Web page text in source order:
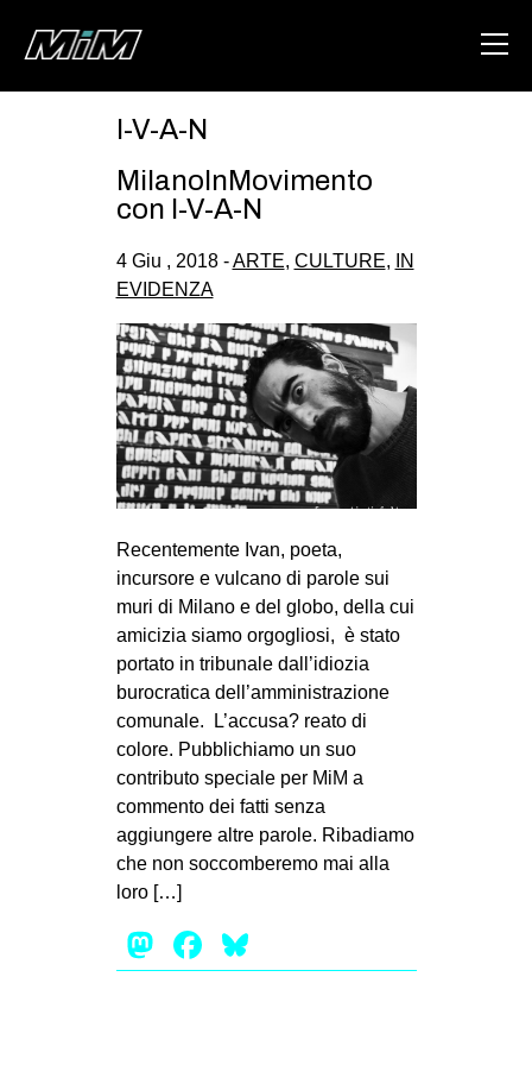
ABOUT
AREA
DEGENERAZIONE
GAZA FREESTYLE
CSOA LAMBRETTA
MSM
STUDENTI TSUNAMI
ZAM
MILANO
MOBILITAZIONI
SPAZI
SPORT POPOLARE
MOVIMENTI
AMBIENTE
ANTIFASCISMO
DIRITTO ALL’ABITARE
PRECARIATO
I-V-A-N
MilanoInMovimento
con I-V-A-N
4 Giu , 2018 -ARTE, CULTURE,
IN
EVIDENZA
Recentemente Ivan, poeta,
incursore e vulcano di parole sui
muri di Milano e del globo, della cui
amicizia siamo orgogliosi, è stato
portato in tribunale dall’idiozia
burocratica dell’amministrazione
comunale. L’accusa? reato di
colore. Pubblichiamo un suo
contributo speciale per MiM a
commento dei fatti senza
aggiungere altre parole. Ribadiamo
che non soccomberemo mai alla
loro […]
Mastodon
Facebook